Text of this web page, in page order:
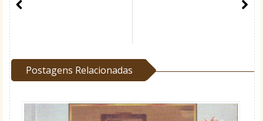
Postagens Relacionadas